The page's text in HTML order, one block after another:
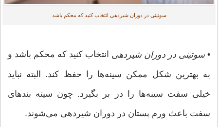
سوتینی در دوران شیردهی انتخاب کنید که محکم باشد
• سوتینی در دوران شیردهی انتخاب کنید که محکم باشد و
به بهترین شکل ممکن سینه‌ها را حفظ کند. البته نباید
خیلی سفت سینه‌ها را در بر بگیرد. چون سینه بندهای
سفت باعث ورم پستان در دوران شیردهی می‌شوند.